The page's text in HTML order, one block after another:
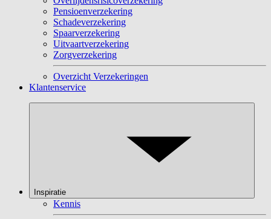
Pensioenverzekering
Schadeverzekering
Spaarverzekering
Uitvaartverzekering
Zorgverzekering
Overzicht Verzekeringen
Klantenservice
Inspiratie
Kennis